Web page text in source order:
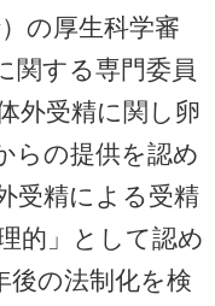
の厚生科学審
関する専門委員
外受精に関し卵
らの提供を認め
受精による受精
的」として認め
後の法制化を検